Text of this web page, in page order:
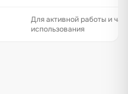
Для активной работы и
использования